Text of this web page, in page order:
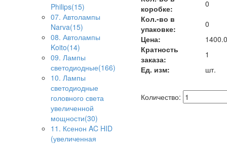
Philips(15)
07. Автолампы
Narva(15)
08. Автолампы
Koito(14)
09. Лампы
светодиодные(166)
10. Лампы
светодиодные
головного света
увеличенной
мощности(30)
11. Ксенон AC HID
(увеличенная
коробке:
0
Кол.-во в
упаковке:
0
Цена:
Кратность
заказа:
1
Ед. изм:
шт.
Количество: